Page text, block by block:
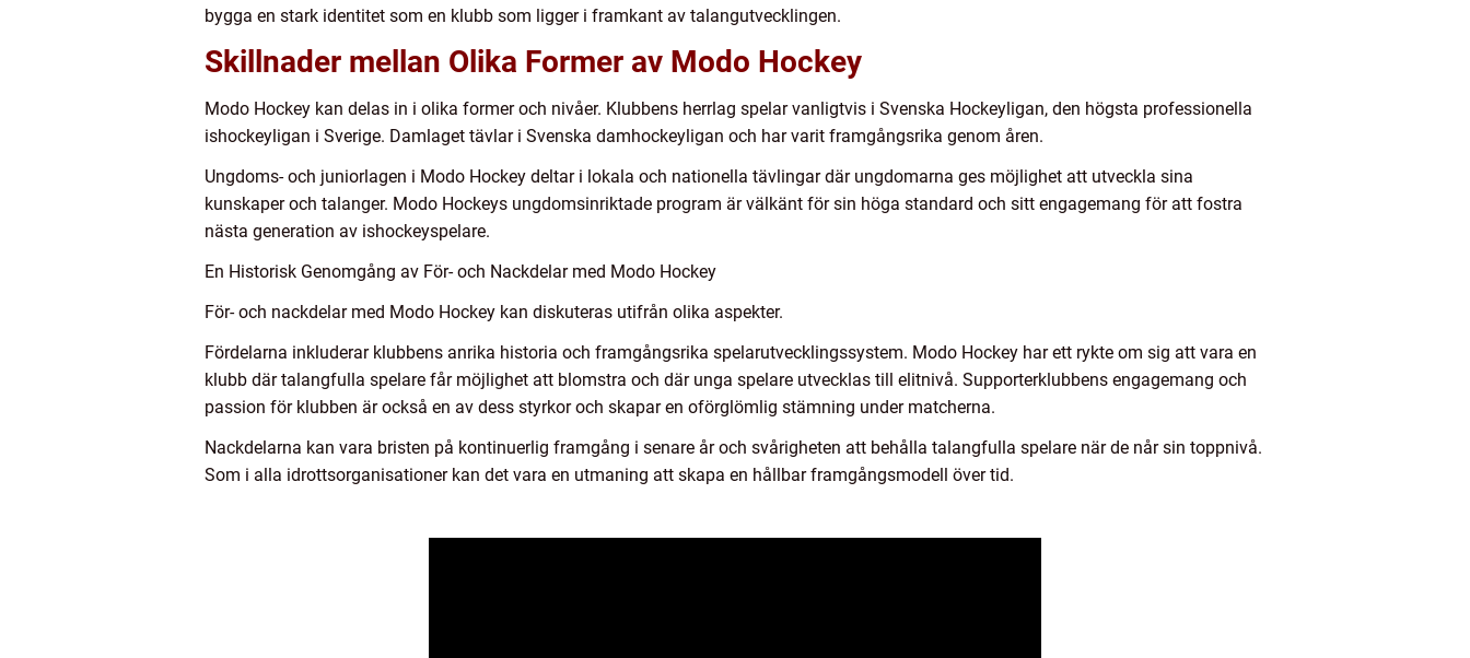
bygga en stark identitet som en klubb som ligger i framkant av talangutvecklingen.
Skillnader mellan Olika Former av Modo Hockey
Modo Hockey kan delas in i olika former och nivåer. Klubbens herrlag spelar vanligtvis i Svenska Hockeyligan, den högsta professionella
ishockeyligan i Sverige. Damlaget tävlar i Svenska damhockeyligan och har varit framgångsrika genom åren.
Ungdoms- och juniorlagen i Modo Hockey deltar i lokala och nationella tävlingar där ungdomarna ges möjlighet att utveckla sina
kunskaper och talanger. Modo Hockeys ungdomsinriktade program är välkänt för sin höga standard och sitt engagemang för att fostra
nästa generation av ishockeyspelare.
En Historisk Genomgång av För- och Nackdelar med Modo Hockey
För- och nackdelar med Modo Hockey kan diskuteras utifrån olika aspekter.
Fördelarna inkluderar klubbens anrika historia och framgångsrika spelarutvecklingssystem. Modo Hockey har ett rykte om sig att vara en
klubb där talangfulla spelare får möjlighet att blomstra och där unga spelare utvecklas till elitnivå. Supporterklubbens engagemang och
passion för klubben är också en av dess styrkor och skapar en oförglömlig stämning under matcherna.
Nackdelarna kan vara bristen på kontinuerlig framgång i senare år och svårigheten att behålla talangfulla spelare när de når sin toppnivå.
Som i alla idrottsorganisationer kan det vara en utmaning att skapa en hållbar framgångsmodell över tid.